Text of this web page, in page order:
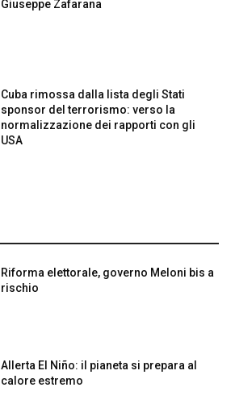
Giuseppe Zafarana
Cuba rimossa dalla lista degli Stati
sponsor del terrorismo: verso la
normalizzazione dei rapporti con gli
USA
Riforma elettorale, governo Meloni bis a
rischio
Allerta El Niño: il pianeta si prepara al
calore estremo